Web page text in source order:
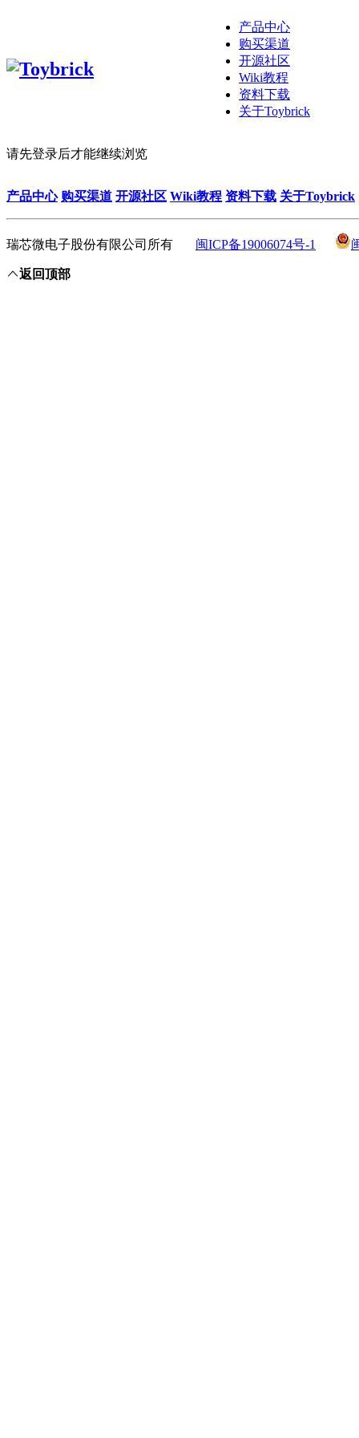
产品中心
购买渠道
开源社区
Wiki教程
资料下载
关于Toybrick
请先登录后才能继续浏览
产品中心 购买渠道 开源社区 Wiki教程 资料下载 关于Toybrick
瑞芯微电子股份有限公司所有 闽ICP备19006074号-1
返回顶部